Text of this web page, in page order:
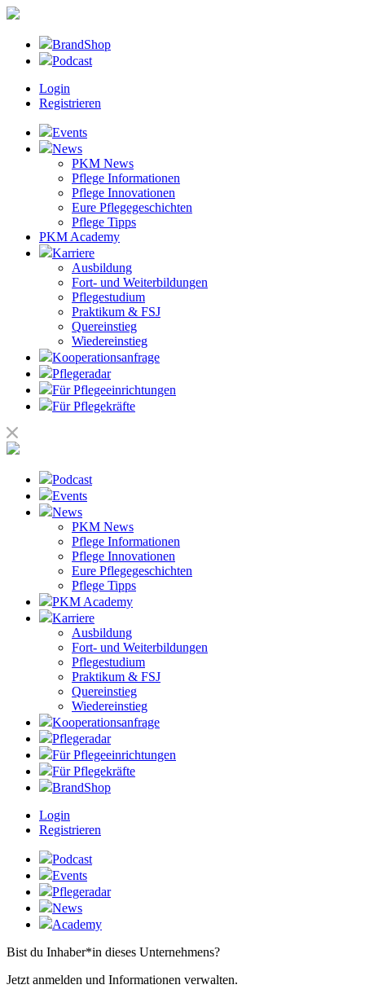
BrandShop
Podcast
Login
Registrieren
Events
News
PKM News
Pflege Informationen
Pflege Innovationen
Eure Pflegegeschichten
Pflege Tipps
PKM Academy
Karriere
Ausbildung
Fort- und Weiterbildungen
Pflegestudium
Praktikum & FSJ
Quereinstieg
Wiedereinstieg
Kooperationsanfrage
Pflegeradar
Für Pflegeeinrichtungen
Für Pflegekräfte
Podcast
Events
News
PKM News
Pflege Informationen
Pflege Innovationen
Eure Pflegegeschichten
Pflege Tipps
PKM Academy
Karriere
Ausbildung
Fort- und Weiterbildungen
Pflegestudium
Praktikum & FSJ
Quereinstieg
Wiedereinstieg
Kooperationsanfrage
Pflegeradar
Für Pflegeeinrichtungen
Für Pflegekräfte
BrandShop
Login
Registrieren
Podcast
Events
Pflegeradar
News
Academy
Bist du Inhaber*in dieses Unternehmens?
Jetzt anmelden und Informationen verwalten.